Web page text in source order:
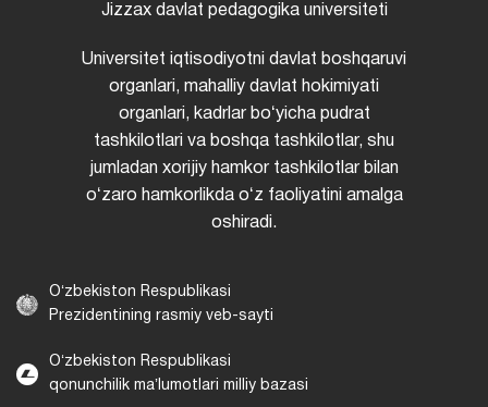
Jizzax davlat pedagogika universiteti
Universitet iqtisodiyotni davlat boshqaruvi
organlari, mahalliy davlat hokimiyati
organlari, kadrlar boʻyicha pudrat
tashkilotlari va boshqa tashkilotlar, shu
jumladan xorijiy hamkor tashkilotlar bilan
oʻzaro hamkorlikda oʻz faoliyatini amalga
oshiradi.
Oʻzbekiston Respublikasi
Prezidentining rasmiy veb-sayti
Oʻzbekiston Respublikasi
qonunchilik maʼlumotlari milliy bazasi